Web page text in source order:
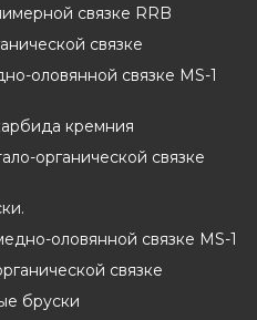
связке RRB
связке
оловянной связке MS-1
кремния
органической связке
оловянной связке MS-1
связке
бруски